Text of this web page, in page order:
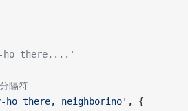
ho there,...'
隔符
there, neighborino' , {